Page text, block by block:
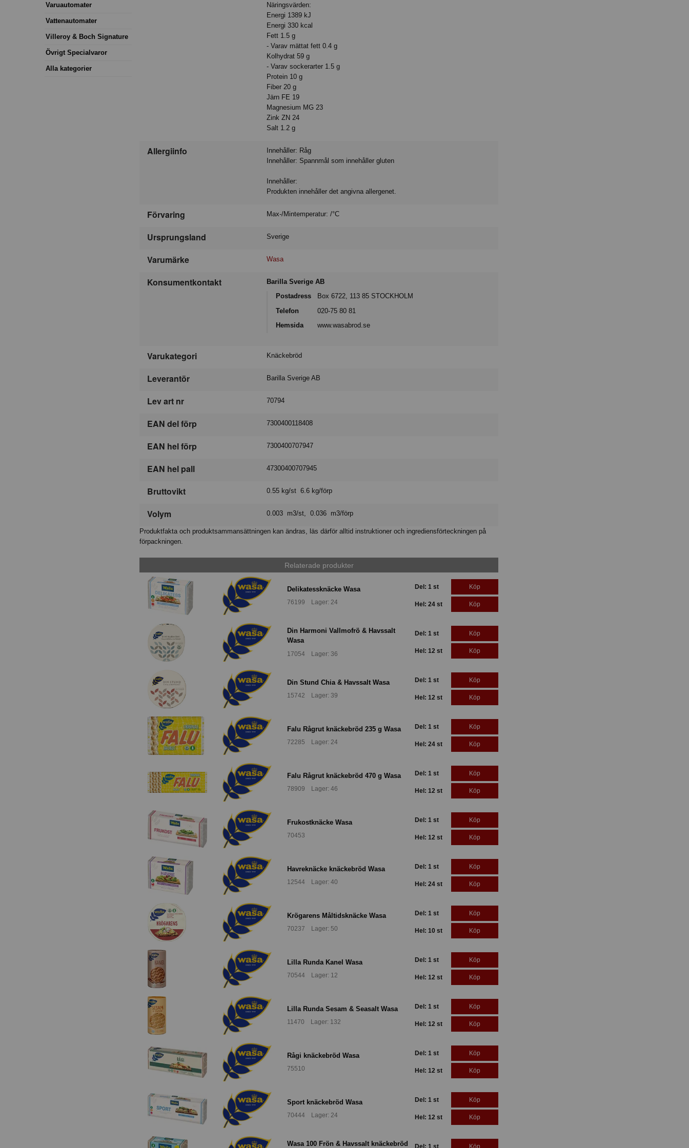
Varuautomater
Vattenautomater
Villeroy & Boch Signature
Övrigt Specialvaror
Alla kategorier
Näringsvärden:
Energi 1389 kJ
Energi 330 kcal
Fett 1.5 g
- Varav mättat fett 0.4 g
Kolhydrat 59 g
- Varav sockerarter 1.5 g
Protein 10 g
Fiber 20 g
Järn FE 19
Magnesium MG 23
Zink ZN 24
Salt 1.2 g
Allergiinfo
Innehåller: Råg
Innehåller: Spannmål som innehåller gluten
Innehåller:
Produkten innehåller det angivna allergenet.
Förvaring Max-/Mintemperatur: /°C
Ursprungsland Sverige
Varumärke Wasa
Konsumentkontakt
Barilla Sverige AB
Postadress
Box 6722, 113 85 STOCKHOLM
Telefon
020-75 80 81
Hemsida
www.wasabrod.se
Varukategori Knäckebröd
Leverantör Barilla Sverige AB
Lev art nr 70794
EAN del förp 7300400118408
EAN hel förp 7300400707947
EAN hel pall 47300400707945
Bruttovikt 0.55 kg/st 6.6 kg/förp
Volym 0.003 m3/st, 0.036 m3/förp
Produktfakta och produktsammansättningen kan ändras, läs därför alltid instruktioner och ingrediensförteckningen på
förpackningen.
Relaterade produkter
Delikatessknäcke Wasa
76199 Lager: 24
Del: 1 st Köp
Hel: 24 st Köp
Din Harmoni Vallmofrö & Havssalt
Wasa
17054 Lager: 36
Del: 1 st Köp
Hel: 12 st Köp
Din Stund Chia & Havssalt Wasa
15742 Lager: 39
Del: 1 st Köp
Hel: 12 st Köp
Falu Rågrut knäckebröd 235 g Wasa
72285 Lager: 24
Del: 1 st Köp
Hel: 24 st Köp
Falu Rågrut knäckebröd 470 g Wasa
78909 Lager: 46
Del: 1 st Köp
Hel: 12 st Köp
Frukostknäcke Wasa
70453
Del: 1 st Köp
Hel: 12 st Köp
Havreknäcke knäckebröd Wasa
12544 Lager: 40
Del: 1 st Köp
Hel: 24 st Köp
Krögarens Måltidsknäcke Wasa
70237 Lager: 50
Del: 1 st Köp
Hel: 10 st Köp
Lilla Runda Kanel Wasa
70544 Lager: 12
Del: 1 st Köp
Hel: 12 st Köp
Lilla Runda Sesam & Seasalt Wasa
11470 Lager: 132
Del: 1 st Köp
Hel: 12 st Köp
Rågi knäckebröd Wasa
75510
Del: 1 st Köp
Hel: 12 st Köp
Sport knäckebröd Wasa
70444 Lager: 24
Del: 1 st Köp
Hel: 12 st Köp
Wasa 100 Frön & Havssalt knäckebröd